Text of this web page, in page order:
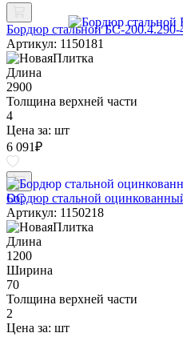
Бордюр стальной БС-
Артикул: 1150181
Длина
2900
Толщина верхней части
4
Цена за: шт
6 091₽
Бордюр стальной
Артикул: 1150218
Длина
1200
Ширина
70
Толщина верхней части
2
Цена за: шт